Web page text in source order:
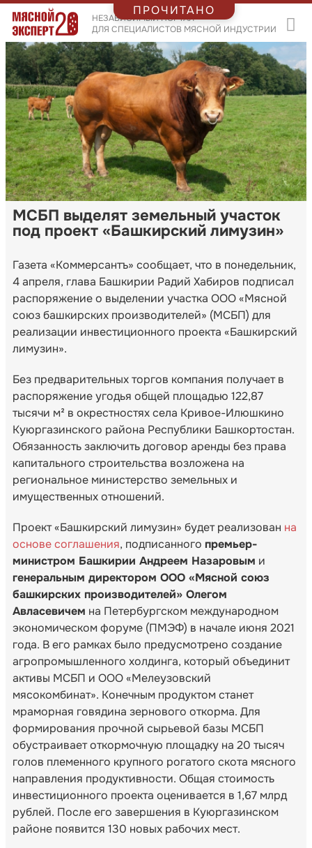
НЕЗАВИСИМЫЙ ПОРТАЛ
ДЛЯ СПЕЦИАЛИСТОВ МЯСНОЙ ИНДУСТРИИ
МСБП выделят земельный участок
под проект «Башкирский лимузин»
Газета «Коммерсантъ» сообщает, что в понедельник,
4 апреля, глава Башкирии Радий Хабиров подписал
распоряжение о выделении участка ООО «Мясной
союз башкирских производителей» (МСБП) для
реализации инвестиционного проекта «Башкирский
лимузин».
Без предварительных торгов компания получает в
распоряжение угодья общей площадью 122,87
тысячи м² в окрестностях села Кривое-Илюшкино
Куюргазинского района Республики Башкортостан.
Обязанность заключить договор аренды без права
капитального строительства возложена на
региональное министерство земельных и
имущественных отношений.
Проект «Башкирский лимузин» будет реализован на
основе соглашения, подписанного премьер-
министром Башкирии Андреем Назаровым и
генеральным директором ООО «Мясной союз
башкирских производителей» Олегом
Авласевичем на Петербургском международном
экономическом форуме (ПМЭФ) в начале июня 2021
года. В его рамках было предусмотрено создание
агропромышленного холдинга, который объединит
активы МСБП и ООО «Мелеузовский
мясокомбинат». Конечным продуктом станет
мраморная говядина зернового откорма. Для
формирования прочной сырьевой базы МСБП
обустраивает откормочную площадку на 20 тысяч
голов племенного крупного рогатого скота мясного
направления продуктивности. Общая стоимость
инвестиционного проекта оценивается в 1,67 млрд
рублей. После его завершения в Куюргазинском
районе появится 130 новых рабочих мест.
ПРОЧИТАНО